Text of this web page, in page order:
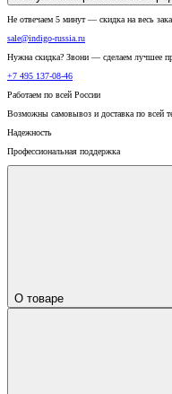
Не отвечаем 5 минут — скидка на весь
sale@indigo-russia.ru
Нужна скидка? Звони — сделаем лучшее
+7 495 137-08-46
Работаем по всей России
Возможны самовывоз и доставка по всей
Надежность
Профессиональная поддержка
О товаре